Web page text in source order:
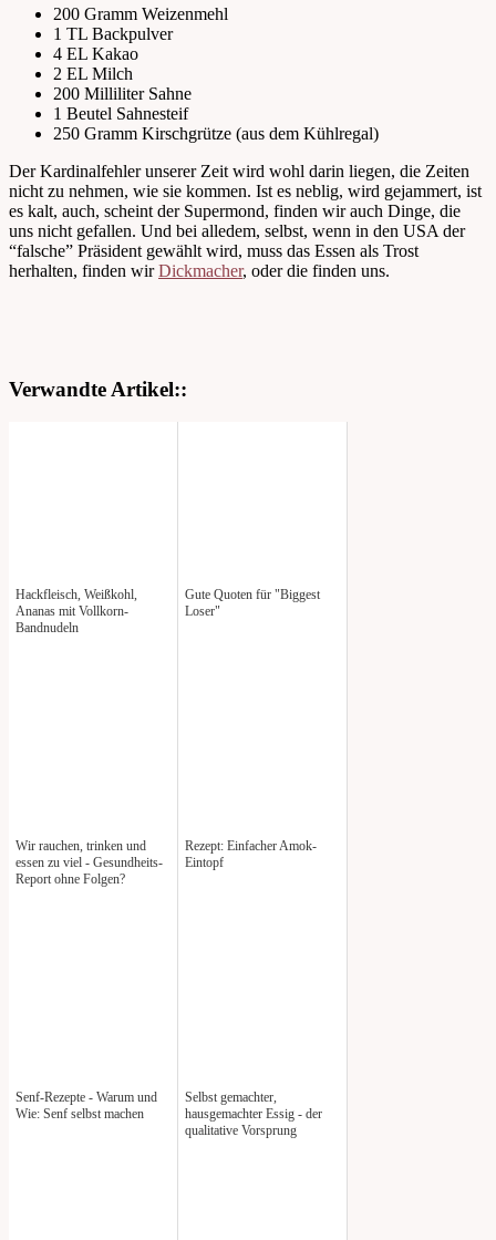
200 Gramm Weizenmehl
1 TL Backpulver
4 EL Kakao
2 EL Milch
200 Milliliter Sahne
1 Beutel Sahnesteif
250 Gramm Kirschgrütze (aus dem Kühlregal)
Der Kardinalfehler unserer Zeit wird wohl darin liegen, die Zeiten
nicht zu nehmen, wie sie kommen. Ist es neblig, wird gejammert, ist
es kalt, auch, scheint der Supermond, finden wir auch Dinge, die
uns nicht gefallen. Und bei alledem, selbst, wenn in den USA der
“falsche” Präsident gewählt wird, muss das Essen als Trost
herhalten, finden wirDickmacher, oder die finden uns.
Verwandte Artikel::
Hackfleisch, Weißkohl,
Ananas mit Vollkorn-
Bandnudeln
Gute Quoten für "Biggest
Loser"
Wir rauchen, trinken und
essen zu viel - Gesundheits-
Report ohne Folgen?
Rezept: Einfacher Amok-
Eintopf
Senf-Rezepte - Warum und
Wie: Senf selbst machen
Selbst gemachter,
hausgemachter Essig - der
qualitative Vorsprung